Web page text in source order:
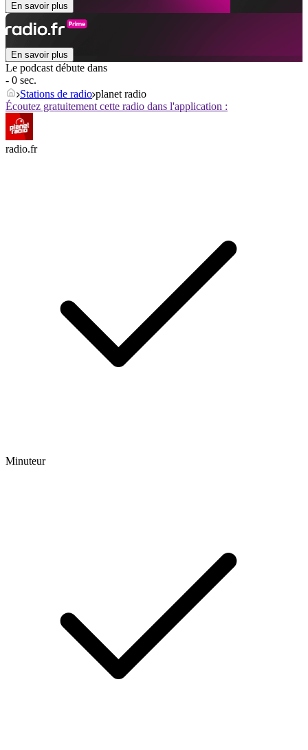
En savoir plus
En savoir plus
Le podcast débute dans
- 0 sec.
Stations de radio planet radio
Écoutez gratuitement cette radio dans l'application :
radio.fr
Minuteur